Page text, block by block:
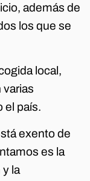
además de
los que se
local,
varias
el país.
exento de
es la
la